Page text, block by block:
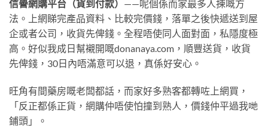
信譽網購平台（貨到付款） ——呢個係而家最多人揀嘅方
法。上網睇完產品資料、比較完價錢，落單之後快遞送到屋
企或者公司，收貨先俾錢。全程唔使同人面對面，私隱度極
高。好似我成日幫襯開嘅donanaya.com，順豐送貨，收貨
先俾錢，30日內唔滿意可以退，真係好安心。
旺角有間藥房嘅老闆都話，而家好多熟客都轉咗上網買，
「反正都係正貨，網購仲唔使怕撞到熟人，價錢仲平過我哋
鋪頭」。